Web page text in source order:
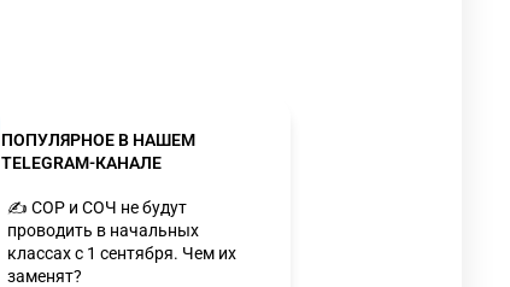
ПОПУЛЯРНОЕ В НАШЕМ
TELEGRAM-КАНАЛЕ
✍️ СОР и СОЧ не будут
проводить в начальных
классах с 1 сентября. Чем их
заменят?